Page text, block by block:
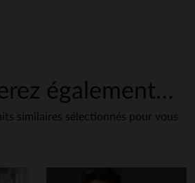
également…
similaires sélectionnés pour vous